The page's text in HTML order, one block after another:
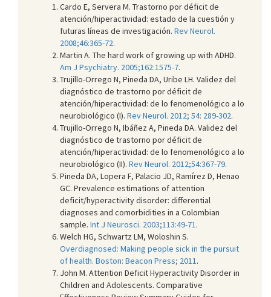
Cardo E, Servera M. Trastorno por déficit de
atención/hiperactividad: estado de la cuestión y
futuras líneas de investigación. Rev Neurol.
2008;46:365-72.
Martin A. The hard work of growing up with ADHD.
Am J Psychiatry. 2005;162:1575-7.
Trujillo-Orrego N, Pineda DA, Uribe LH. Validez del
diagnóstico de trastorno por déficit de
atención/hiperactividad: de lo fenomenológico a lo
neurobiológico (I). Rev Neurol. 2012; 54: 289-302.
Trujillo-Orrego N, Ibáñez A, Pineda DA. Validez del
diagnóstico de trastorno por déficit de
atención/hiperactividad: de lo fenomenológico a lo
neurobiológico (II). Rev Neurol. 2012;54:367-79.
Pineda DA, Lopera F, Palacio JD, Ramírez D, Henao
GC. Prevalence estimations of attention
deficit/hyperactivity disorder: differential
diagnoses and comorbidities in a Colombian
sample. Int J Neurosci. 2003;113:49-71 .
Welch HG, Schwartz LM, Woloshin S.
Overdiagnosed: Making people sick in the pursuit
of health. Boston: Beacon Press; 2011 .
John M. Attention Deficit Hyperactivity Disorder in
Children and Adolescents. Comparative